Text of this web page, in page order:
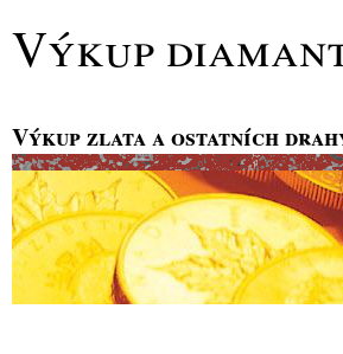
Výkup
Výkup zlata a ostatních